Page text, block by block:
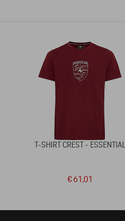
T-SHIRT CREST - ESSENTIAL
€ 61,01